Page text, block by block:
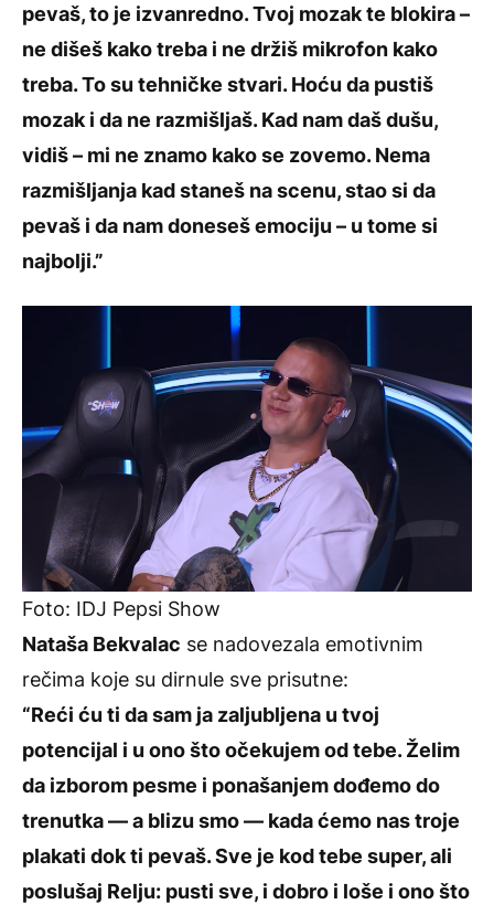
pevaš, to je izvanredno. Tvoj mozak te blokira –
ne dišeš kako treba i ne držiš mikrofon kako
treba. To su tehničke stvari. Hoću da pustiš
mozak i da ne razmišljaš. Kad nam daš dušu,
vidiš – mi ne znamo kako se zovemo. Nema
razmišljanja kad staneš na scenu, stao si da
pevaš i da nam doneseš emociju – u tome si
najbolji.”
Foto: IDJ Pepsi Show
Nataša Bekvalac se nadovezala emotivnim
rečima koje su dirnule sve prisutne:
“Reći ću ti da sam ja zaljubljena u tvoj
potencijal i u ono što očekujem od tebe. Želim
da izborom pesme i ponašanjem dođemo do
trenutka — a blizu smo — kada ćemo nas troje
plakati dok ti pevaš. Sve je kod tebe super, ali
poslušaj Relju: pusti sve, i dobro i loše i ono što